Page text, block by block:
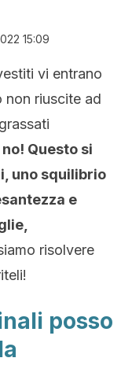
15:09
vi entrano
non riuscite ad
Questo si
uno squilibrio
e
risolvere
posso